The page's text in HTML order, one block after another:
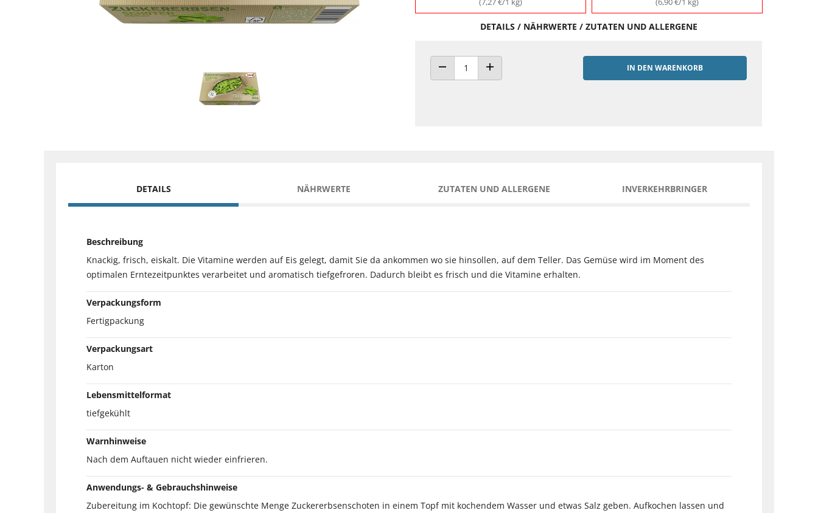
DETAILS / NÄHRWERTE / ZUTATEN UND ALLERGENE
ANZAHL VERRINGERNANZAHL ERHÖHEN
IN DEN WARENKORB
DETAILS NÄHRWERTE ZUTATEN UND ALLERGENE INVERKEHRBRINGER
Beschreibung
Knackig, frisch, eiskalt. Die Vitamine werden auf Eis gelegt, damit Sie da ankommen wo sie hinsollen, auf dem Teller. Das Gemüse wird im Moment des
optimalen Erntezeitpunktes verarbeitet und aromatisch tiefgefroren. Dadurch bleibt es frisch und die Vitamine erhalten.
Verpackungsform
Fertigpackung
Verpackungsart
Karton
Lebensmittelformat
tiefgekühlt
Warnhinweise
Nach dem Auftauen nicht wieder einfrieren.
Anwendungs- & Gebrauchshinweise
Zubereitung im Kochtopf: Die gewünschte Menge Zuckererbsenschoten in einem Topf mit kochendem Wasser und etwas Salz geben. Aufkochen lassen und